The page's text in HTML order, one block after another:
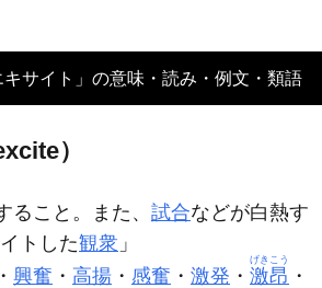
キサイト」の意味・読み・例文・類語
）
ること。また、 試合などが白熱す
ト した観衆 」
・ 興奮 ・ 高揚 ・ 感奮 ・ 激発 ・ 激昂
げきこう
・